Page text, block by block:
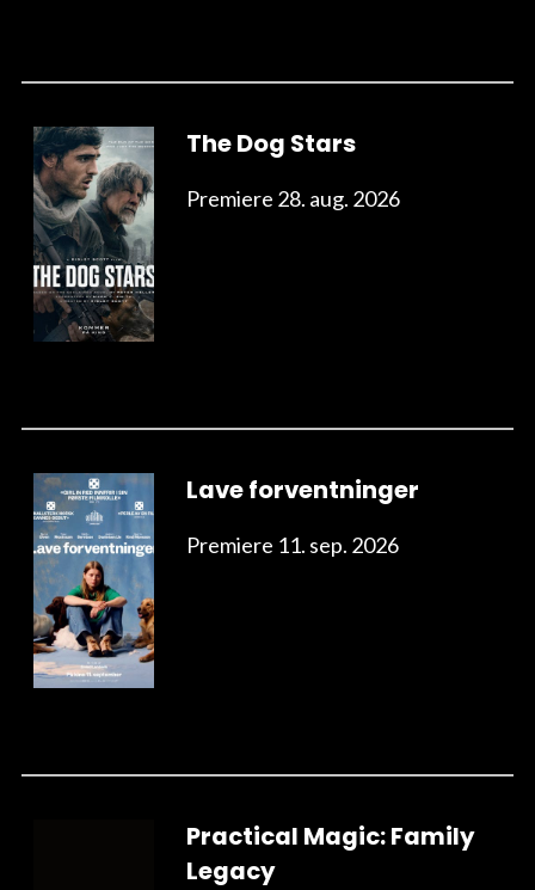
The Dog Stars
Premiere 28. aug. 2026
Lave forventninger
Premiere 11. sep. 2026
Practical Magic: Family
Legacy